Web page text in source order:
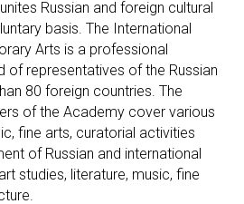
Russian and foreign cultural
basis. The International
Arts is a professional
representatives of the Russian
80 foreign countries. The
of the Academy cover various
fine arts, curatorial activities
of Russian and international
studies, literature, music, fine